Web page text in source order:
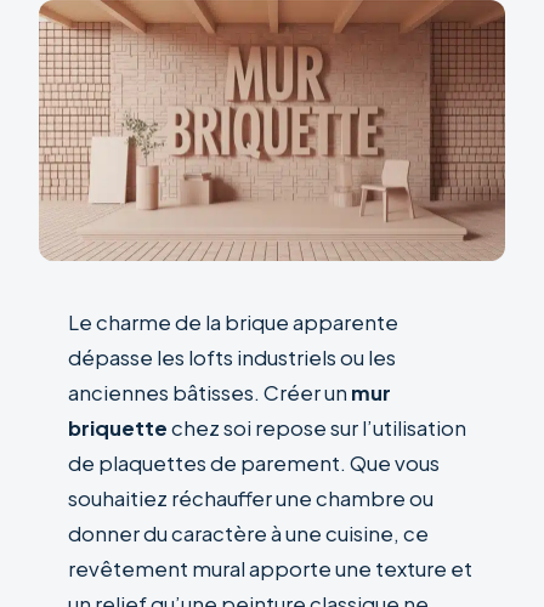
Le charme de la brique apparente
dépasse les lofts industriels ou les
anciennes bâtisses. Créer un mur
briquettechez soi repose sur l’utilisation
de plaquettes de parement. Que vous
souhaitiez réchauffer une chambre ou
donner du caractère à une cuisine, ce
revêtement mural apporte une texture et